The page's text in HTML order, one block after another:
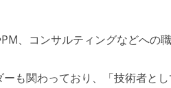
、コンサルティングなどへ
も関わっており、「技術者と